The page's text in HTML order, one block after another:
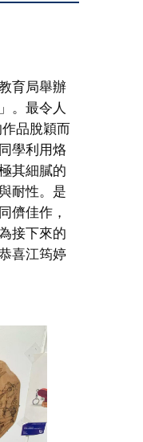
育局舉辦
。最令人
品脫穎而
學利用烙
其細膩的
耐性。是
儕佳作，
接下來的
喜江筠婷